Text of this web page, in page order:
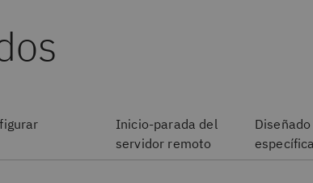
Inicio-parada del
servidor remoto
Diseñado
para